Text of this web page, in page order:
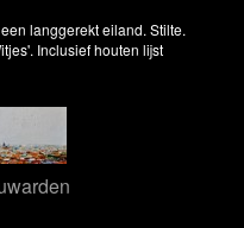
langgerekt eiland. Stilte.
Inclusief houten lijst